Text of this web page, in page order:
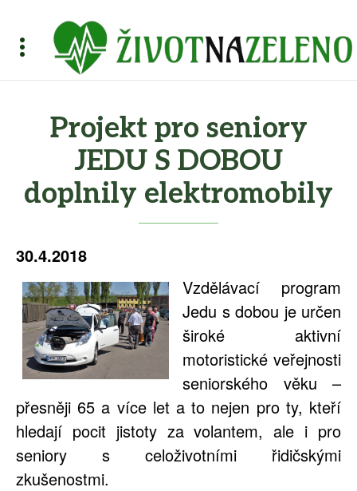
Projekt pro seniory
JEDU S DOBOU
doplnily elektromobily
30.4.2018
Vzdělávací program
Jedu s dobou je určen
široké aktivní
motoristické veřejnosti
seniorského věku –
přesněji 65 a více let a to nejen pro ty, kteří
hledají pocit jistoty za volantem, ale i pro
seniory s celoživotními řidičskými
zkušenostmi.